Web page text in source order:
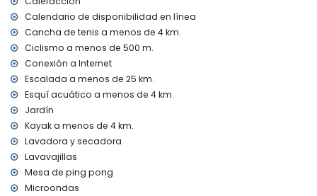
segundo aeropuerto más cercano: Valencia (> 100
kilómetros)
no se permite fumar
no se admiten mascotas
El alojamiento es muy adecuado para familias con niños
Instalaciones y servicios incluidos en el precio del alquiler
de esta villa de lujo
internet (fibra óptica)
plancha y tabla de planchar
ropa de cama y toallas
servicio de recepción y servicio de emergencia 24 horas
ping-pong
calefacción por aire y con aire acondicionado
Calendario de disponibilidad en línea
Cancha de tenis a menos de 4 km.
Ciclismo a menos de 500 m.
Conexión a Internet
Escalada a menos de 25 km.
Esquí acuático a menos de 4 km.
Jardín
Kayak a menos de 4 km.
Lavadora y secadora
Lavavajillas
Mesa de ping pong
Microondas